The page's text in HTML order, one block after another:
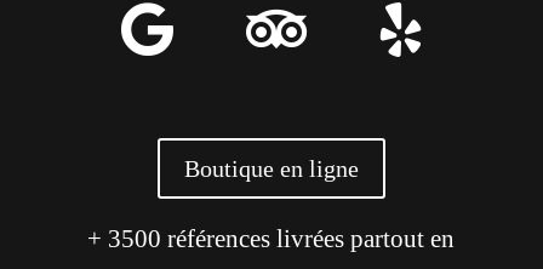
  
Boutique en ligne
+ 3500 références livrées partout en